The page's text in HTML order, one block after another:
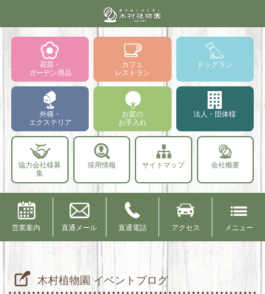
花苗・
ガーデン用品
カフェ
レストラン
ドッグラン
外構・
エクステリア
お庭の
お手入れ
法人・団体様
協力会社様募
集
採用情報 サイトマップ 会社概要
営業案内 直通メール 直通電話 アクセス メニュー
木村植物園 イベントブログ